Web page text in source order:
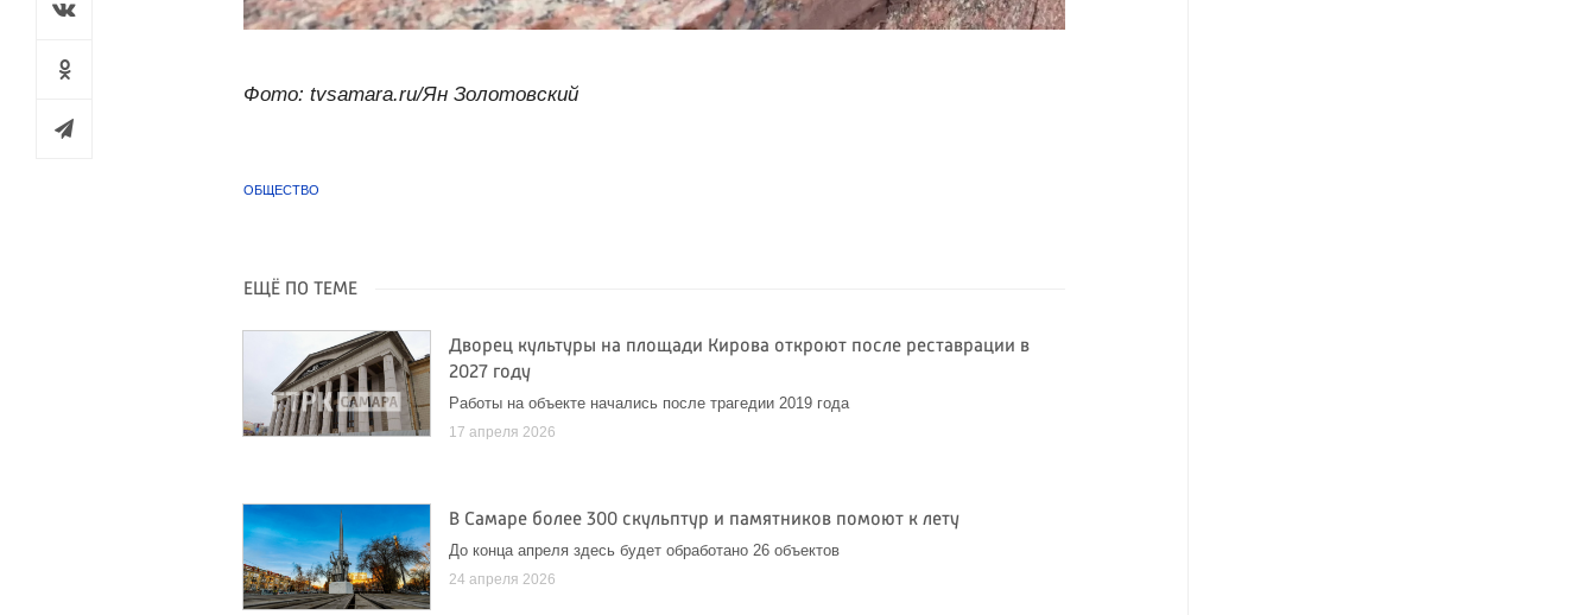
Фото: tvsamara.ru/Ян Золотовский
ОБЩЕСТВО
ЕЩЁ ПО ТЕМЕ
Дворец культуры на площади Кирова откроют после реставрации в
2027 году
Работы на объекте начались после трагедии 2019 года
17 апреля 2026
В Самаре более 300 скульптур и памятников помоют к лету
До конца апреля здесь будет обработано 26 объектов
24 апреля 2026